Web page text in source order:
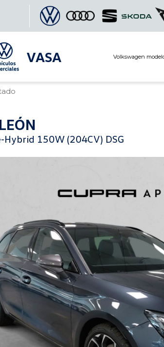
VASA Volkswagen
LEÓN
Hybrid 150W (204CV) DSG